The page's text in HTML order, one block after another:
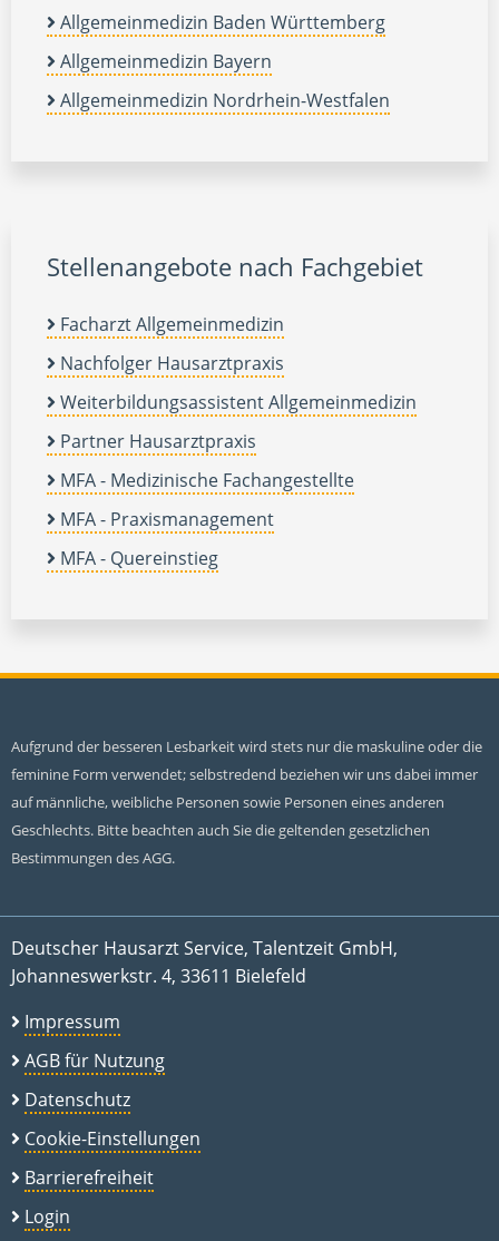
Allgemeinmedizin Baden Württemberg
Allgemeinmedizin Bayern
Allgemeinmedizin Nordrhein-Westfalen
Stellenangebote nach Fachgebiet
Facharzt Allgemeinmedizin
Nachfolger Hausarztpraxis
Weiterbildungsassistent Allgemeinmedizin
Partner Hausarztpraxis
MFA - Medizinische Fachangestellte
MFA - Praxismanagement
MFA - Quereinstieg
Aufgrund der besseren Lesbarkeit wird stets nur die maskuline oder die
feminine Form verwendet; selbstredend beziehen wir uns dabei immer
auf männliche, weibliche Personen sowie Personen eines anderen
Geschlechts. Bitte beachten auch Sie die geltenden gesetzlichen
Bestimmungen des AGG.
Deutscher Hausarzt Service, Talentzeit GmbH,
Johanneswerkstr. 4, 33611 Bielefeld
Impressum
AGB für Nutzung
Datenschutz
Cookie-Einstellungen
Barrierefreiheit
Login